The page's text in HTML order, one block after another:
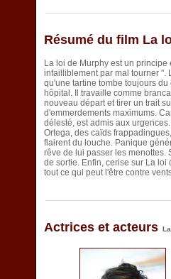
Résumé du film La
La loi de Murphy est un
infailliblement par mal tourner ".
qu'une tartine tombe toujours
hôpital. Il travaille comme
nouveau départ et tirer un trait
d'emmerdements maximums.
délesté, est admis aux
Ortega, des caïds
flairent du louche. Panique
rêve de lui passer les menottes.
de sortie. Enfin, cerise sur La
tout ce qui peut l'être contre
Actrices et acteurs